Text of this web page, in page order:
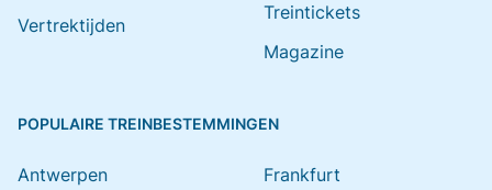
Vertrektijden
Treintickets
Magazine
POPULAIRE TREINBESTEMMINGEN
Antwerpen
Frankfurt